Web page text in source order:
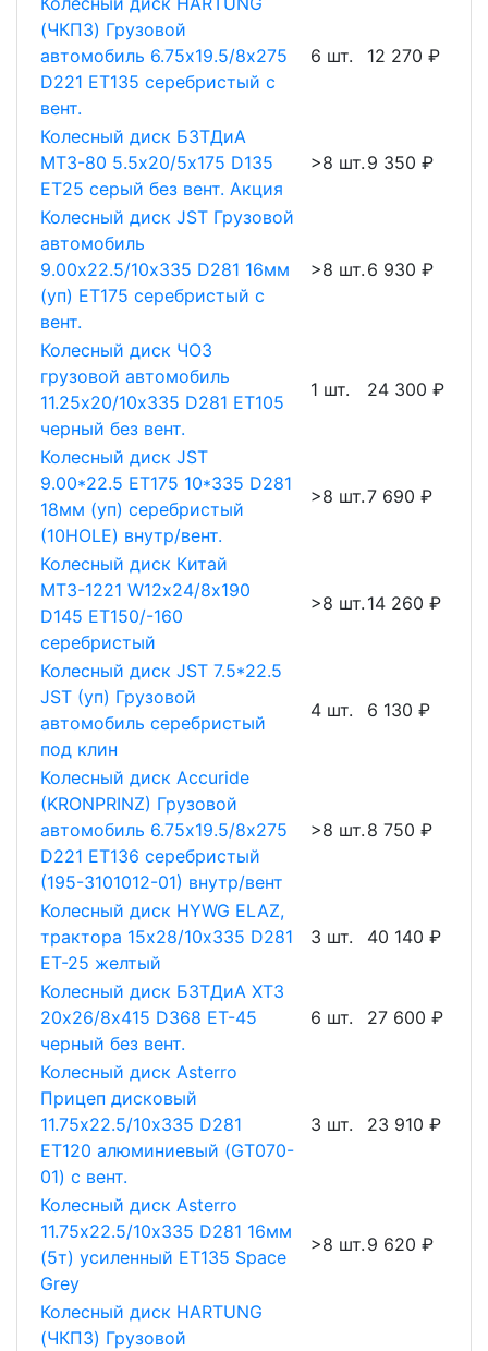
(ЧКПЗ) Грузовой
автомобиль 6.75х19.5/8х275
D221 ET135 серебристый с
вент.
6 шт. 12 270 ₽
Колесный диск БЗТДиА
МТЗ-80 5.5х20/5х175 D135
ET25 серый без вент. Акция
>8 шт. 9 350 ₽
Колесный диск JST Грузовой
автомобиль
9.00х22.5/10х335 D281 16мм
(уп) ET175 серебристый с
вент.
>8 шт. 6 930 ₽
Колесный диск ЧОЗ
грузовой автомобиль
11.25х20/10х335 D281 ET105
черный без вент.
1 шт. 24 300 ₽
Колесный диск JST
9.00*22.5 ET175 10*335 D281
18мм (уп) серебристый
(10HOLE) внутр/вент.
>8 шт.7 690 ₽
Колесный диск Китай
МТЗ-1221 W12х24/8х190
D145 ET150/-160
серебристый
>8 шт. 14 260 ₽
Колесный диск JST 7.5*22.5
JST (уп) Грузовой
автомобиль серебристый
под клин
4 шт. 6 130 ₽
Колесный диск Accuride
(KRONPRINZ) Грузовой
автомобиль 6.75х19.5/8х275
D221 ET136 серебристый
(195-3101012-01) внутр/вент
>8 шт. 8 750 ₽
Колесный диск HYWG ELAZ,
трактора 15х28/10х335 D281
ET-25 желтый
3 шт. 40 140 ₽
Колесный диск БЗТДиА ХТЗ
20х26/8х415 D368 ET-45
черный без вент.
6 шт. 27 600 ₽
Колесный диск Asterro
Прицеп дисковый
11.75х22.5/10х335 D281
ET120 алюминиевый (GT070-
01) с вент.
3 шт. 23 910 ₽
Колесный диск Asterro
11.75х22.5/10х335 D281 16мм
(5т) усиленный ET135 Space
Grey
>8 шт. 9 620 ₽
Колесный диск HARTUNG
(ЧКПЗ) Грузовой